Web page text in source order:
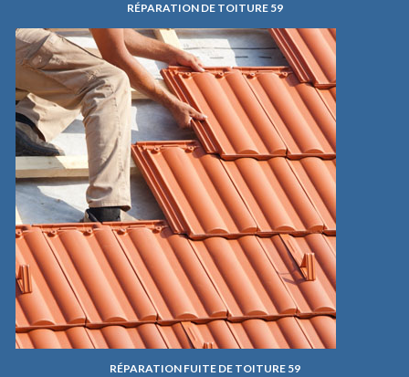
RÉPARATION DE TOITURE 59
RÉPARATION FUITE DE TOITURE 59